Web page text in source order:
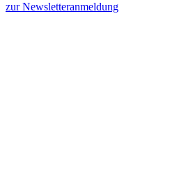
zur Newsletteranmeldung